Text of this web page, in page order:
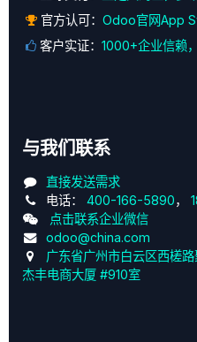
官方认可： Odoo官网App
客户实证： 1000+企业信赖
与我们联系
直接发送需求
电话： 400-166-5890，
点击联系企业微信
odoo@china.com
广东省广州市白云区西槎路
杰丰电商大厦 #910室